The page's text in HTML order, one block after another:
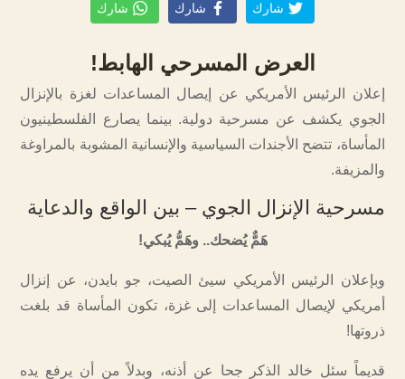
شارك شارك شارك
العرض المسرحي الهابط!
إعلان الرئيس الأمريكي عن إيصال المساعدات لغزة بالإنزال
الجوي يكشف عن مسرحية دولية. بينما يصارع الفلسطينيون
المأساة، تتضح الأجندات السياسية والإنسانية المشوبة بالمراوغة
والمزيفة.
مسرحية الإنزال الجوي – بين الواقع والدعاية
هَمٌّ يُضحك.. وهَمُّ يُبكي!
وبإعلان الرئيس الأمريكي سيئ الصيت، جو بايدن، عن إنزال
أمريكي لإيصال المساعدات إلى غزة، تكون المأساة قد بلغت
ذروتها!
قديماً سئل خالد الذكر جحا عن أذنه، وبدلاً من أن يرفع يده